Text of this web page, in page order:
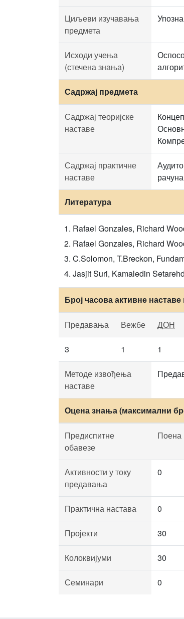
Циљеви изучавања
предмета
Исходи учења
(стечена знања)
Садржај предмета
Садржај теоријске
наставе
Садржај практичне
наставе
Литература
Rafael Gonzales, Richard
Rafael Gonzales, Richard
C.Solomon, T.Breckon,
Jasjit Suri, Kamaledin
Број часова активне
Предавања Вежбе ДОН
3 1 1
Методе извођења
наставе
Оцена знања (максимални
Предиспитне
обавезе
Поена
Активности у току
предавања
0
Практична настава 0
Пројекти 30
Колоквијуми 30
Семинари 0